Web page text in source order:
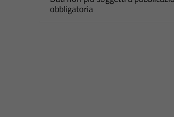
obbligatoria